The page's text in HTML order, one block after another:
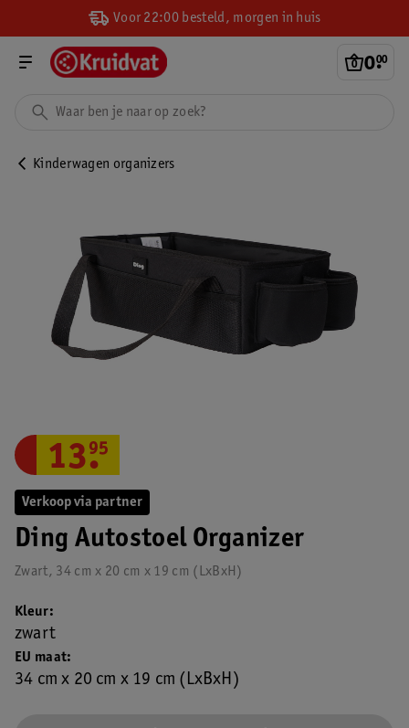
Voor 22:00 besteld, morgen in huis
0.
00
Kinderwagen organizers
Verkoop via partner
Ding Autostoel Organizer
Zwart, 34 cm x 20 cm x 19 cm (LxBxH)
13.
95
EU maat
34 cm x 20 cm x 19 cm (LxBxH)
Kleur
zwart